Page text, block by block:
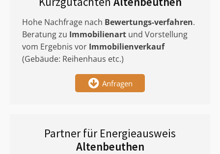
Hohe Nachfrage nach Bewertungs-verfahren.
Beratung zu Immobilienart und Vorstellung
vom Ergebnis vor Immobilienverkauf
(Gebäude: Reihenhaus etc.)
Anfragen
Partner für Energieausweis
Altenbeuthen